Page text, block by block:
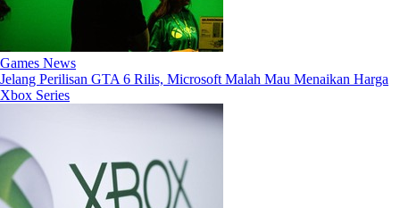
Games News
Jelang Perilisan GTA 6 Rilis, Microsoft Malah Mau Menaikan Harga
Xbox Series